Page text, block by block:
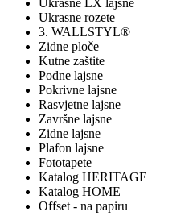
Ukrasne rozete
3. WALLSTYL®
Zidne ploče
Kutne zaštite
Podne lajsne
Pokrivne lajsne
Rasvjetne lajsne
Završne lajsne
Zidne lajsne
Plafon lajsne
Fototapete
Katalog HERITAGE
Katalog HOME
Offset - na papiru